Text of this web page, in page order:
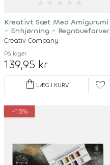
Kreativt Sæt Med Amigurumi
- Enhjørning - Regnbuefarver
Creativ Company
På lager
139,95 kr
shopping_bag LÆG I KURV favorite
-15%